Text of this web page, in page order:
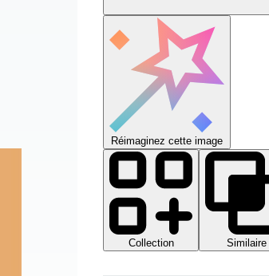
Réimaginez cette image
Collection
Similaire